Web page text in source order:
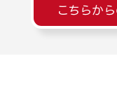
こちらか